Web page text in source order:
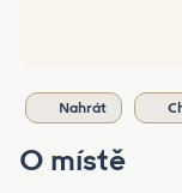
Nahrát
O místě